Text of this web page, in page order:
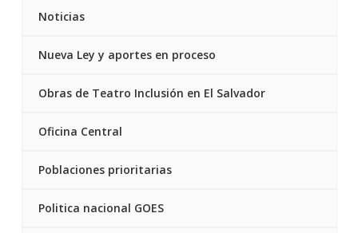
Noticias
Nueva Ley y aportes en proceso
Obras de Teatro Inclusión en El Salvador
Oficina Central
Poblaciones prioritarias
Politica nacional GOES